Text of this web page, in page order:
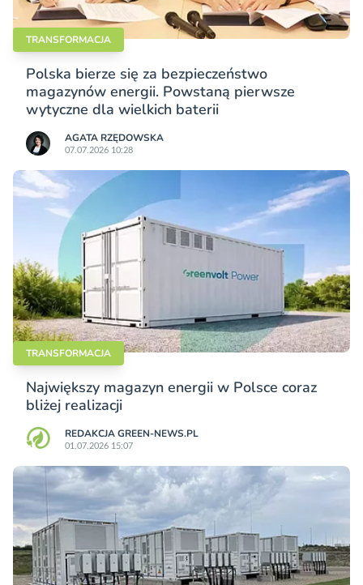
TRANSFORMACJA
Polska bierze się za bezpieczeństwo
magazynów energii. Powstaną pierwsze
wytyczne dla wielkich baterii
AGATA RZĘDOWSKA
07.07.2026 10:28
TRANSFORMACJA
Największy magazyn energii w Polsce coraz
bliżej realizacji
REDAKCJA GREEN-NEWS.PL
01.07.2026 15:07